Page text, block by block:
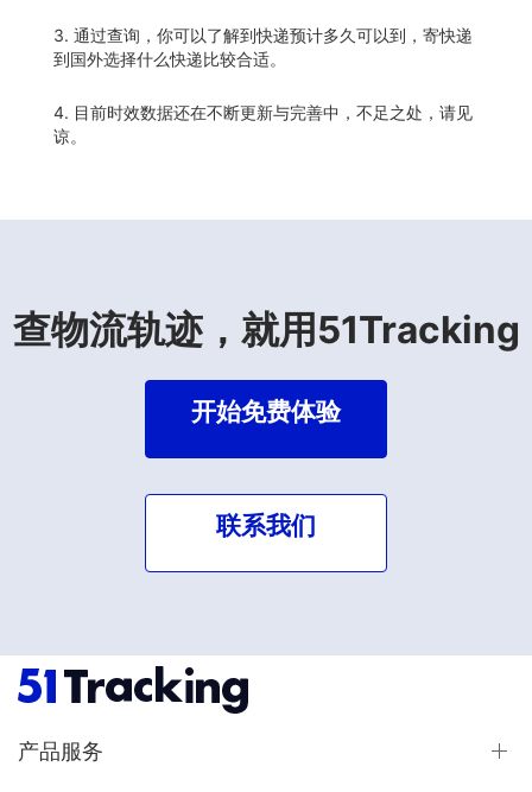
3. 通过查询，你可以了解到快递预计多久可以到，寄快递
到国外选择什么快递比较合适。
4. 目前时效数据还在不断更新与完善中，不足之处，请见
谅。
查物流轨迹，就用51Tracking
开始免费体验
联系我们
产品服务